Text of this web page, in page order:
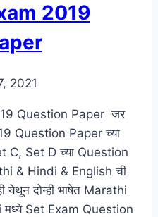
2019
2021
Question Paper जर
Question Paper च्या
C, Set D च्या Question
& Hindi & English ची
दोन्ही भाषेत Marathi
Set Exam Question